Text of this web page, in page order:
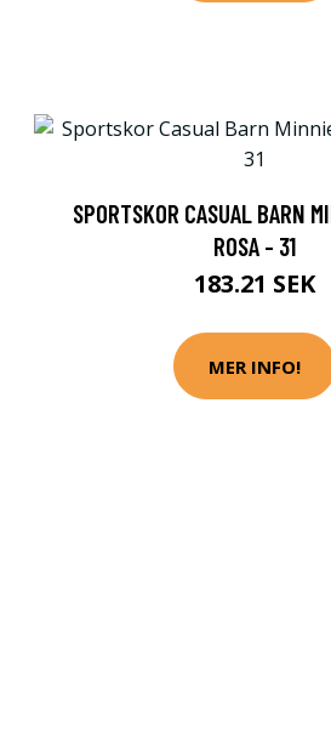
SPORTSKOR CASUAL BARN
ROSA - 31
183.21 SEK
MER INFO!